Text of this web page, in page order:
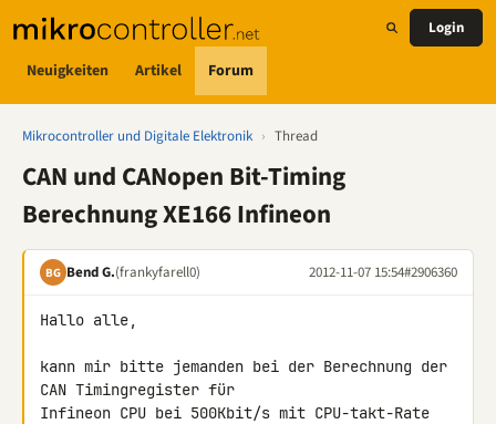
Neuigkeiten Artikel Forum
Login
Mikrocontroller und Digitale Elektronik › Thread
CAN und CANopen Bit-Timing
Berechnung XE166 Infineon
BG Bend G.(frankyfarell0) 2012-11-07 15:54#2906360
Hallo alle,
kann mir bitte jemanden bei der Berechnung der
CAN Timingregister für
Infineon CPU bei 500Kbit/s mit CPU-takt-Rate